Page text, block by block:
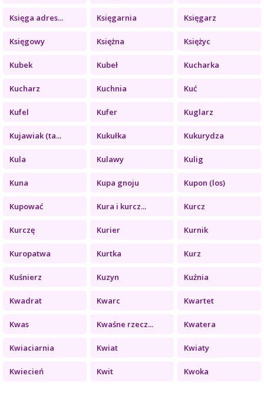
Księga adres... Księgarnia Księgarz
Księgowy Księżna Księżyc
Kubek Kubeł Kucharka
Kucharz Kuchnia Kuć
Kufel Kufer Kuglarz
Kujawiak (ta... Kukułka Kukurydza
Kula Kulawy Kulig
Kuna Kupa gnoju Kupon (los)
Kupować Kura i kurcz... Kurcz
Kurczę Kurier Kurnik
Kuropatwa Kurtka Kurz
Kuśnierz Kuzyn Kuźnia
Kwadrat Kwarc Kwartet
Kwas Kwaśne rzecz... Kwatera
Kwiaciarnia Kwiat Kwiaty
Kwiecień Kwit Kwoka